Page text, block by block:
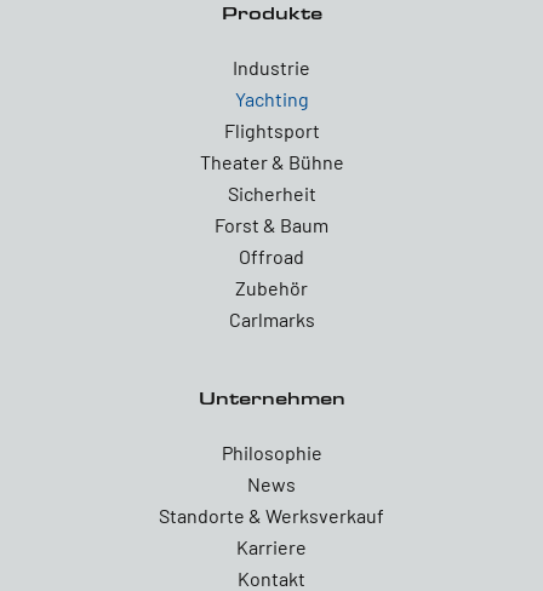
Produkte
Industrie
Yachting
Flightsport
Theater & Bühne
Sicherheit
Forst & Baum
Offroad
Zubehör
Carlmarks
Unternehmen
Philosophie
News
Standorte & Werksverkauf
Karriere
Kontakt